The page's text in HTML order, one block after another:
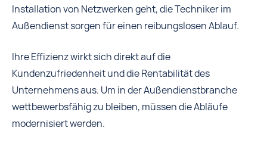
Installation von Netzwerken geht, die Techniker im
Außendienst sorgen für einen reibungslosen Ablauf.
Ihre Effizienz wirkt sich direkt auf die
Kundenzufriedenheit und die Rentabilität des
Unternehmens aus. Um in der Außendienstbranche
wettbewerbsfähig zu bleiben, müssen die Abläufe
modernisiert werden.